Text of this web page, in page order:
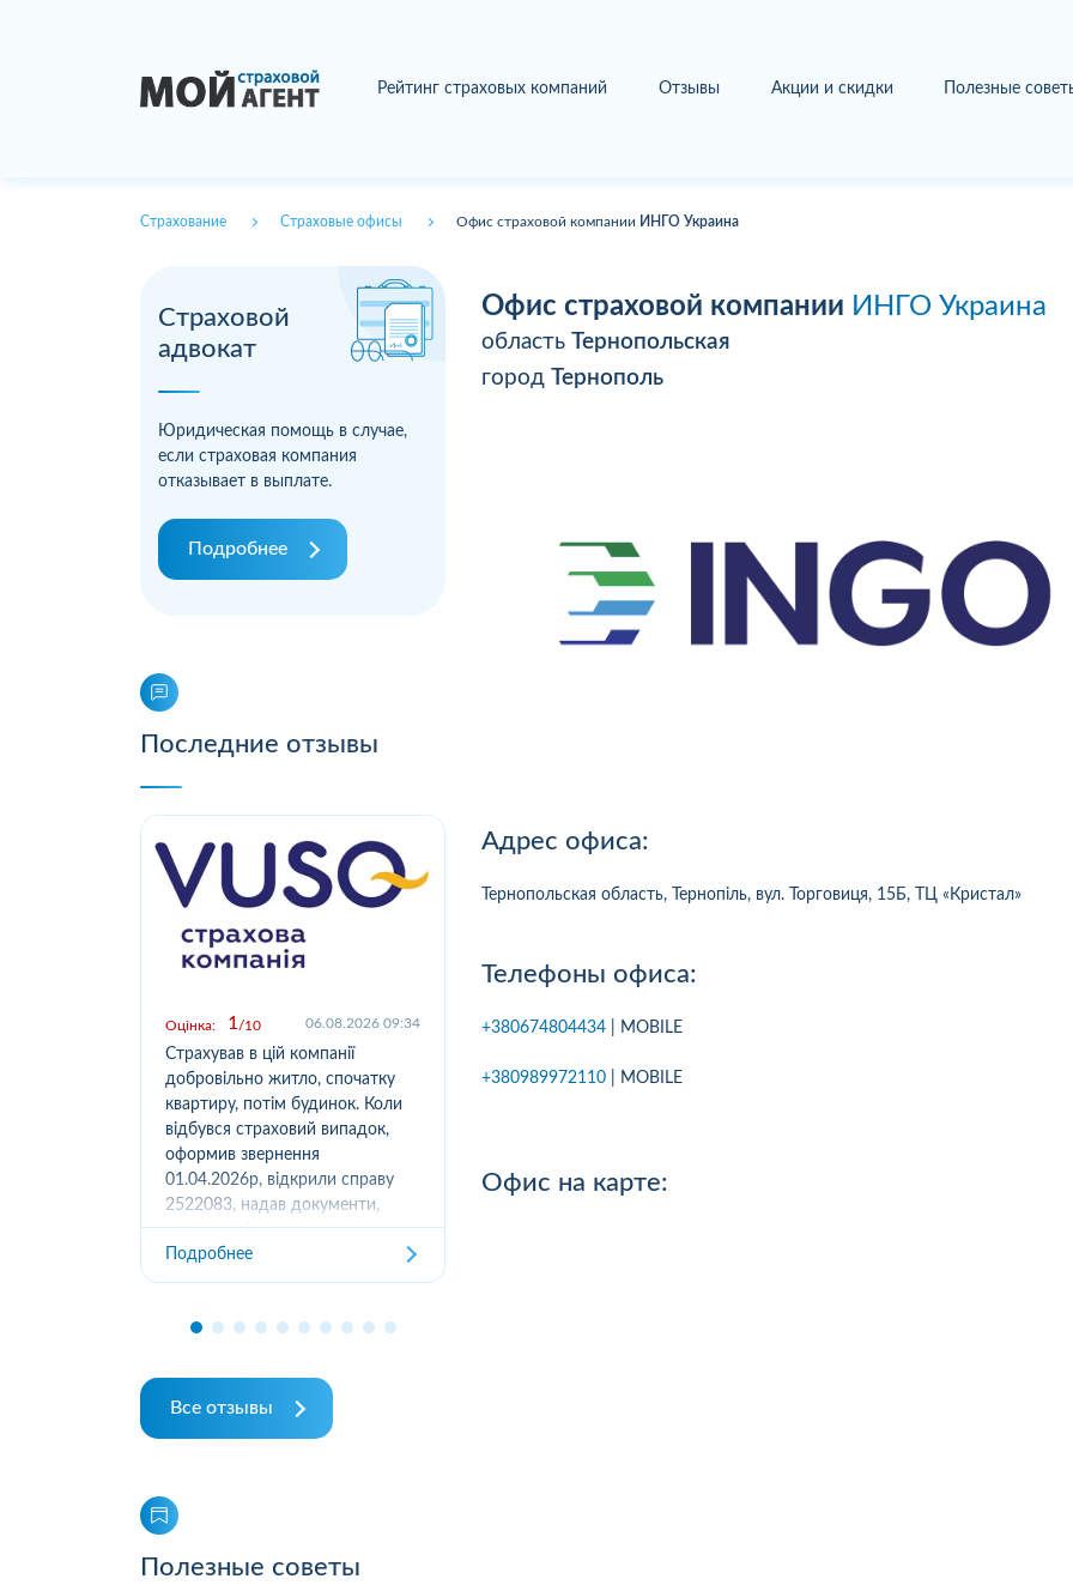
Рейтинг страховых компаний Отзывы Акции и скидки Полезные
Страхование Страховые офисы Офис страховой компании ИНГО Украина
Страховой
адвокат
Юридическая помощь в случае,
если страховая компания
отказывает в выплате.
Подробнее
Последние отзывы
Оцінка: 1 10 06.08.2026 09:34
Страхував в цій компанії
добровільно житло, спочатку
квартиру, потім будинок. Коли
відбувся страховий випадок,
оформив звернення
01.04.2026р, відкрили справу
2522083, надав документи,
отримав підтвердження
отримання, взяли в роботу. 2
місяці жодного повідомлення
Подробнее
Оцінка: 10 10 05.08.2026 19:00
(05.08.26р) автоцивілку в
Все отзывы
Полезные советы
Офис страховой компании ИНГО Украина
область
Тернопольская
город
Тернополь
Адрес офиса:
Тернопольская область, Тернопіль, вул. Торговиця, 15Б, ТЦ «Кристал»
Телефоны офиса:
+380674804434 | MOBILE
+380989972110 | MOBILE
Офис на карте: